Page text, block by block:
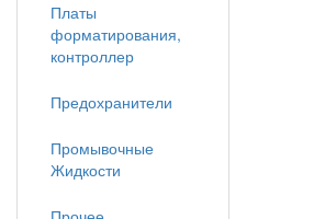
Платы
форматирования,
контроллер
Предохранители
Промывочные
Жидкости